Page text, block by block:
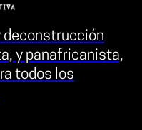
deconstrucción
y panafricanista,
todos los